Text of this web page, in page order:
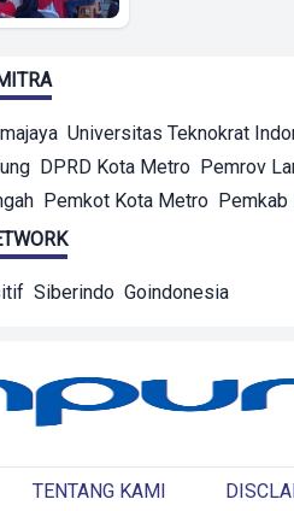
Universitas Teknokrat
DPRD Kota Metro Pemrov
Pemkot Kota Metro
Siberindo Goindonesia
TENTANG KAMI